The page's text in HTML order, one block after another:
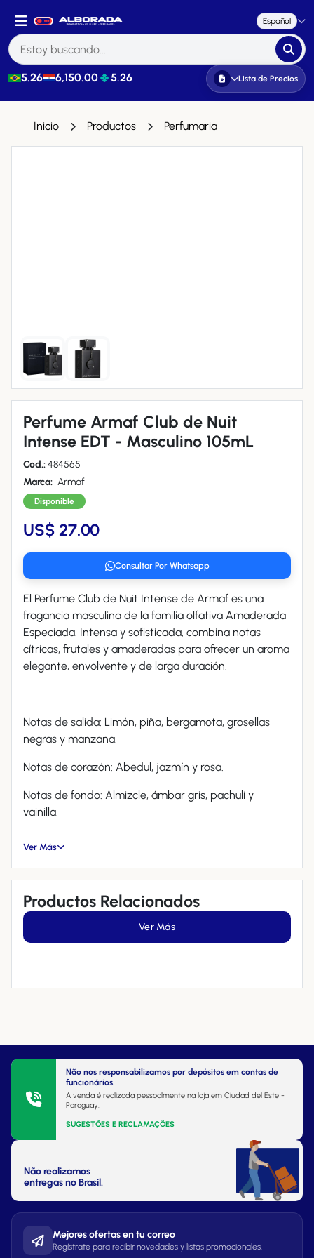
Español
5.26 6,150.00 5.26 Lista de Precios
Inicio Productos Perfumaria
Perfume Armaf Club de Nuit
Intense EDT - Masculino 105mL
Cod.:484565
Marca: Armaf
Disponible
US$ 27.00
Consultar Por Whatsapp
El Perfume Club de Nuit Intense de Armaf es una
fragancia masculina de la familia olfativa Amaderada
Especiada. Intensa y sofisticada, combina notas
cítricas, frutales y amaderadas para ofrecer un aroma
elegante, envolvente y de larga duración.
Notas de salida: Limón, piña, bergamota, grosellas
negras y manzana.
Notas de corazón: Abedul, jazmín y rosa.
Notas de fondo: Almizcle, ámbar gris, pachulí y
vainilla.
Ver Más
Productos Relacionados
Ver Más
Não nos responsabilizamos por depósitos em contas de
funcionários.
A venda é realizada pessoalmente na loja em Ciudad del Este -
Paraguay.
SUGESTÕES E RECLAMAÇÕES
Não realizamos
entregas no Brasil.
Mejores ofertas en tu correo
Regístrate para recibir novedades y listas promocionales.